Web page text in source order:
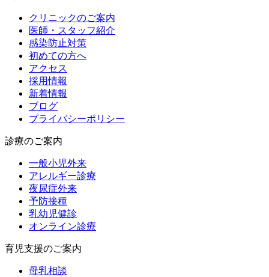
クリニックのご案内
医師・スタッフ紹介
感染防止対策
初めての方へ
アクセス
採用情報
新着情報
ブログ
プライバシーポリシー
診療のご案内
一般小児外来
アレルギー診療
夜尿症外来
予防接種
乳幼児健診
オンライン診療
育児支援のご案内
母乳相談